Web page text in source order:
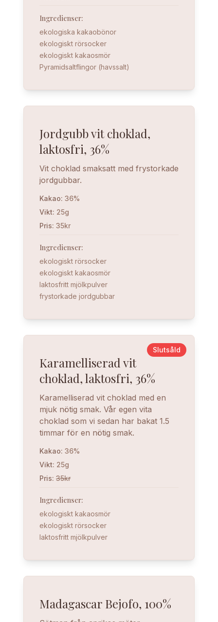
Ingredienser:
ekologiska kakaobönor
ekologiskt rörsocker
ekologiskt kakaosmör
Pyramidsaltflingor (havssalt)
Jordgubb vit choklad,
laktosfri, 36%
Vit choklad smaksatt med frystorkade
jordgubbar.
Kakao: 36%
Vikt: 25g
Pris: 35kr
Ingredienser:
ekologiskt rörsocker
ekologiskt kakaosmör
laktosfritt mjölkpulver
frystorkade jordgubbar
Slutsåld
Karamelliserad vit
choklad, laktosfri, 36%
Karamelliserad vit choklad med en
mjuk nötig smak. Vår egen vita
choklad som vi sedan har bakat 1.5
timmar för en nötig smak.
Kakao: 36%
Vikt: 25g
Pris: 35kr
Ingredienser:
ekologiskt kakaosmör
ekologiskt rörsocker
laktosfritt mjölkpulver
Madagascar Bejofo, 100%